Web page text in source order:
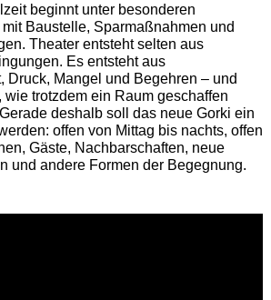
beginnt unter besonderen
Baustelle, Sparmaßnahmen und
Theater entsteht selten aus
Es entsteht aus
Druck, Mangel und Begehren – und
wie trotzdem ein Raum geschaffen
deshalb soll das neue Gorki ein
offen von Mittag bis nachts, offen
Gäste, Nachbarschaften, neue
und andere Formen der Begegnung.